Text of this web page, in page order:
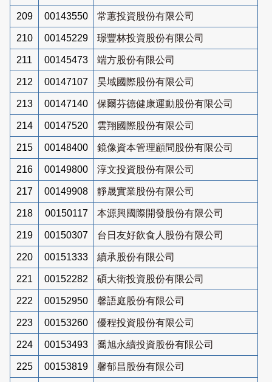
209 00143550 常蕙投資股份有限公司
210 00145229 璟豐林投資股份有限公司
211 00145473 端方股份有限公司
212 00147107 昊域國際股份有限公司
213 00147140 保爾芬德健康運動股份有限公司
214 00147520 雲翔國際股份有限公司
215 00148400 鏡像資本管理顧問股份有限公司
216 00149800 淳文投資股份有限公司
217 00149908 靜晟實業股份有限公司
218 00150117 本源興國際開發股份有限公司
219 00150307 台日友好飲食人股份有限公司
220 00151333 續承股份有限公司
221 00152282 碩大衛投資股份有限公司
222 00152950 馨語庭股份有限公司
223 00153260 優程投資股份有限公司
224 00153493 喬旭永續投資股份有限公司
225 00153819 馨郁昌股份有限公司